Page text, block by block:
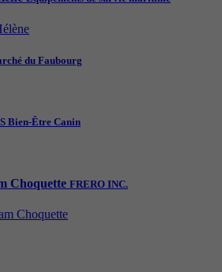
du Faubourg
Bien-Être Canin
Choquette FRERO INC.